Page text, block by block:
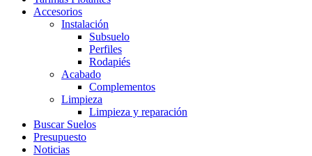
Accesorios
Instalación
Subsuelo
Perfiles
Rodapiés
Acabado
Complementos
Limpieza
Limpieza y reparación
Buscar Suelos
Presupuesto
Noticias